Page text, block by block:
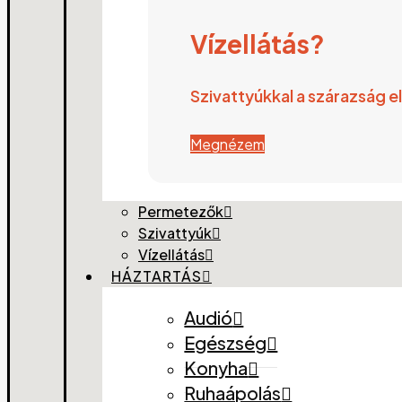
Vízellátás?
Szivattyúkkal a szárazság
Megnézem
Permetezők
Szivattyúk
Vízellátás
HÁZTARTÁS
Audió
Egészség
Konyha
Ruhaápolás